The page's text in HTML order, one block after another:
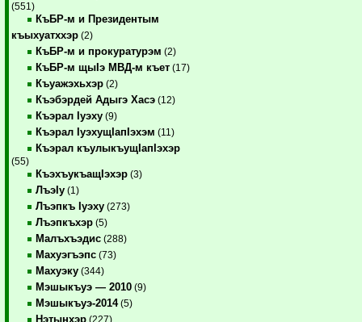
(551)
КъБР-м и Президентым
къыхуатххэр (2)
КъБР-м и прокуратурэм (2)
КъБР-м щыIэ МВД-м къет (17)
Къуажэхьхэр (2)
Къэбэрдей Адыгэ Хасэ (12)
Къэрал Iуэху (9)
Къэрал IуэхущIапIэхэм (11)
Къэрал къулыкъущIапIэхэр
(55)
КъэхъукъащIэхэр (3)
ЛъэIу (1)
Лъэпкъ Iуэху (273)
Лъэпкъхэр (5)
Малъхъэдис (288)
Махуэгъэпс (73)
Махуэку (344)
Мэшыкъуэ — 2010 (9)
Мэшыкъуэ-2014(5)
Нэтынхэр (227)